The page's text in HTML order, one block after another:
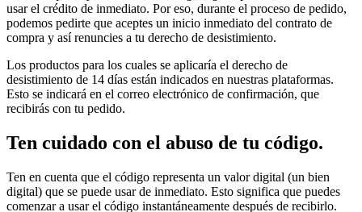
usar el crédito de inmediato. Por eso, durante el proceso de pedido,
podemos pedirte que aceptes un inicio inmediato del contrato de
compra y así renuncies a tu derecho de desistimiento.
Los productos para los cuales se aplicaría el derecho de
desistimiento de 14 días están indicados en nuestras plataformas.
Esto se indicará en el correo electrónico de confirmación, que
recibirás con tu pedido.
Ten cuidado con el abuso de tu código.
Ten en cuenta que el código representa un valor digital (un bien
digital) que se puede usar de inmediato. Esto significa que puedes
comenzar a usar el código instantáneamente después de recibirlo.